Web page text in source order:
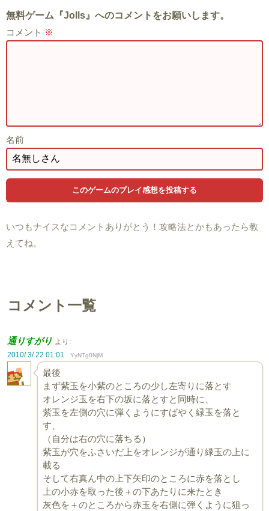
無料ゲーム『Jolls』へのコメントをお願いします。
コメント ※
名前
いつもナイスなコメントありがとう！攻略法とかもあったら教
えてね。
コメント一覧
通りすがり より:
2010/ 3/ 22 01:01
YyNTg0NjM
最後
まず紫玉を小紫のところの少し左寄りに落とす
オレンジ玉を右下の坂に落とすと同時に、
紫玉を左側の穴に弾くようにすばやく緑玉を落と
す、
（自分は右の穴に落ちる）
紫玉が穴をふさいだ上をオレンジが通り緑玉の上に
載る
そして右真ん中の上下矢印のところに赤を落とし
上の小赤を取った後＋の下あたりに来たとき
灰色を＋のところから赤玉を右側に弾くように狙っ